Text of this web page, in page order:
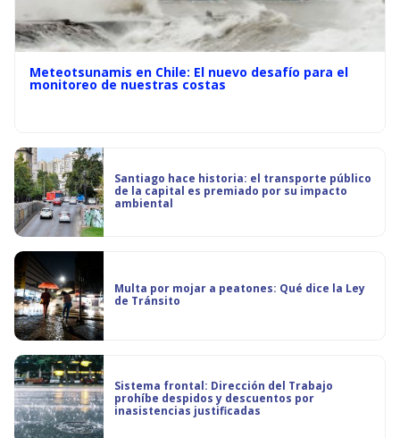
Meteotsunamis en Chile: El nuevo desafío para el
monitoreo de nuestras costas
Santiago hace historia: el transporte público
de la capital es premiado por su impacto
ambiental
Multa por mojar a peatones: Qué dice la Ley
de Tránsito
Sistema frontal: Dirección del Trabajo
prohíbe despidos y descuentos por
inasistencias justificadas